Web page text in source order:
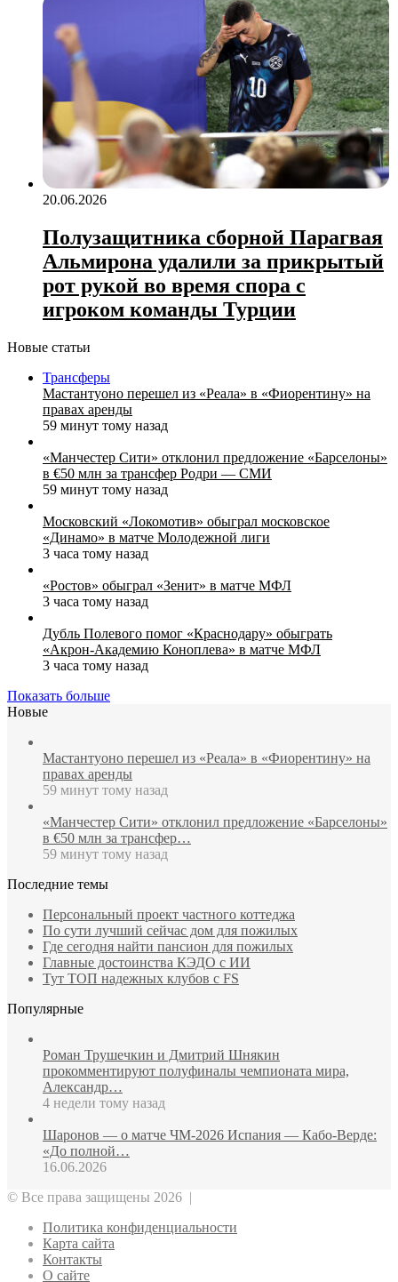
20.06.2026
Полузащитника сборной Парагвая
Альмирона удалили за прикрытый
рот рукой во время спора с
игроком команды Турции
Новые статьи
Трансферы
Мастантуоно перешел из «Реала» в «Фиорентину» на
правах аренды
59 минут тому назад
«Манчестер Сити» отклонил предложение «Барселоны»
в €50 млн за трансфер Родри — СМИ
59 минут тому назад
Московский «Локомотив» обыграл московское
«Динамо» в матче Молодежной лиги
3 часа тому назад
«Ростов» обыграл «Зенит» в матче МФЛ
3 часа тому назад
Дубль Полевого помог «Краснодару» обыграть
«Акрон‑Академию Коноплева» в матче МФЛ
3 часа тому назад
Показать больше
Новые
Мастантуоно перешел из «Реала» в «Фиорентину» на
правах аренды
59 минут тому назад
«Манчестер Сити» отклонил предложение «Барселоны»
в €50 млн за трансфер…
59 минут тому назад
Последние темы
Персональный проект частного коттеджа
По сути лучший сейчас дом для пожилых
Где сегодня найти пансион для пожилых
Главные достоинства КЭДО с ИИ
Тут ТОП надежных клубов с FS
Популярные
Роман Трушечкин и Дмитрий Шнякин
прокомментируют полуфиналы чемпионата мира,
Александр…
4 недели тому назад
Шаронов — о матче ЧМ‑2026 Испания — Кабо‑Верде:
«До полной…
16.06.2026
© Все права защищены 2026 |
Политика конфиденциальности
Карта сайта
Контакты
О сайте